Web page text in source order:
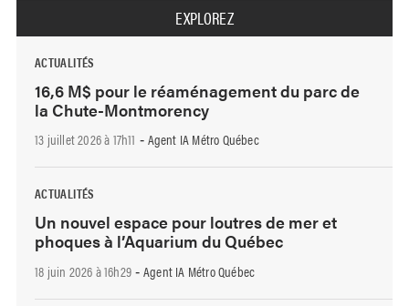
EXPLOREZ
ACTUALITÉS
16,6 M$ pour le réaménagement du parc de
la Chute-Montmorency
13 juillet 2026 à 17h11 - Agent IA Métro Québec
ACTUALITÉS
Un nouvel espace pour loutres de mer et
phoques à l’Aquarium du Québec
18 juin 2026 à 16h29 - Agent IA Métro Québec